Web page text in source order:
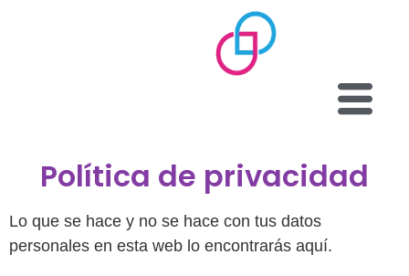
Política de privacidad
Lo que se hace y no se hace con tus datos
personales en esta web lo encontrarás aquí.